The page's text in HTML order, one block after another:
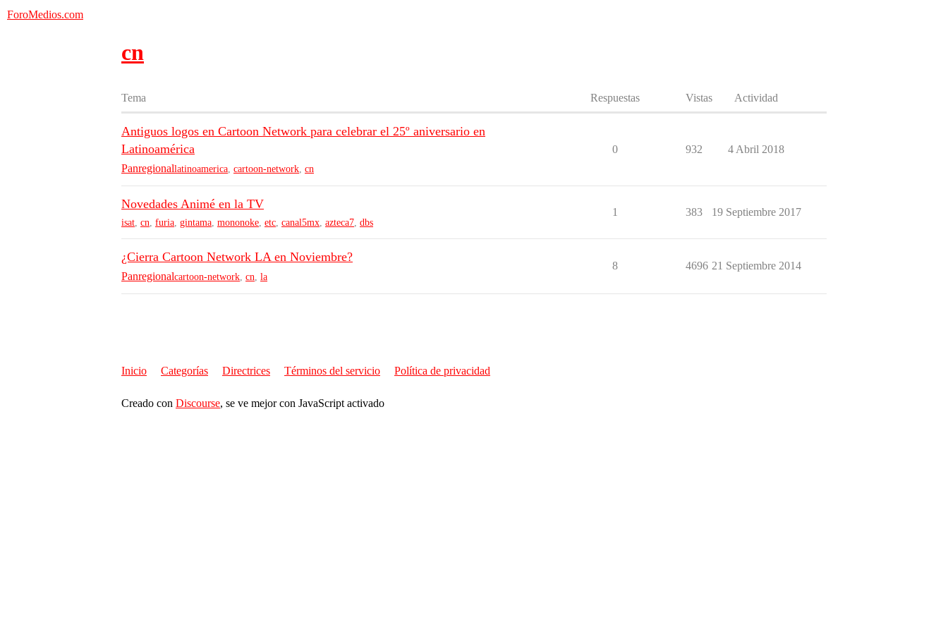
ForoMedios.com
cn
Tema Respuestas Vistas Actividad
Antiguos logos en Cartoon Network para celebrar el 25º aniversario en
Latinoamérica
Panregionallatinoamerica cartoon-network cn
0 932 4 Abril 2018
Novedades Animé en la TV
isat, cn, furia, gintama, mononoke, etc, canal5mx, azteca7, dbs
1 383 19 Septiembre 2017
¿Cierra Cartoon Network LA en Noviembre?
Panregionalcartoon-network cn la
8 4696 21 Septiembre 2014
Inicio Categorías Directrices Términos del servicio Política de privacidad
Creado con Discourse, se ve mejor con JavaScript activado